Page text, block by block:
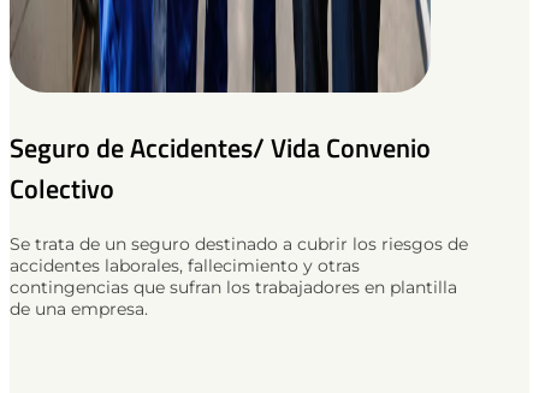
Seguro de Accidentes/ Vida Convenio
Colectivo
Se trata de un seguro destinado a cubrir los riesgos de
accidentes laborales, fallecimiento y otras
contingencias que sufran los trabajadores en plantilla
de una empresa.